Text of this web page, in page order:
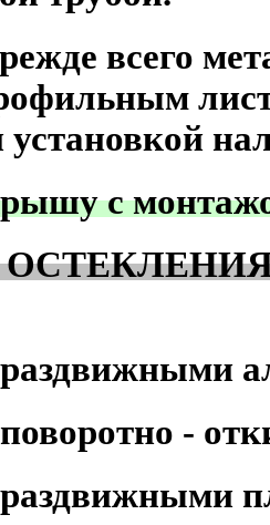
всего
с
раздвижными
поворотно -
раздвижными